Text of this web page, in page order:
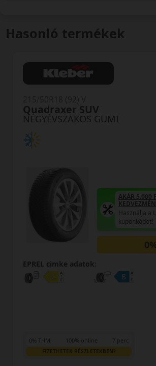
Hasonló termékek
NÉGYÉVSZAKOS GUMI
Quadraxer SUV
AKÁR 5.000
Használja a
kuponkódot!
EPREL cimke adatok:
0% THM 100% online 7 perc
FIZETHETEK RÉSZLETEKBEN?